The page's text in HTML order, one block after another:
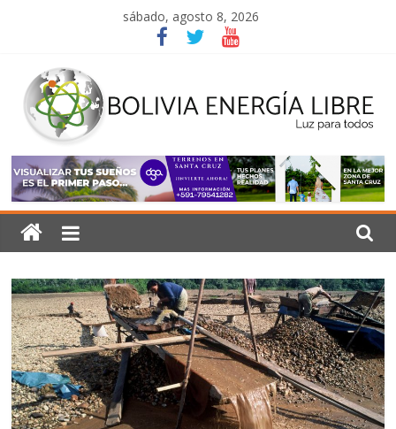
sábado, agosto 8, 2026
Bolivia
Energía
Libre
Luz
para
todos